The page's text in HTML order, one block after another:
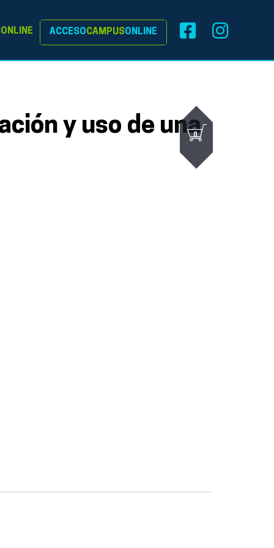
ONLINE ACCESOCAMPUSONLINE
0
y uso de una